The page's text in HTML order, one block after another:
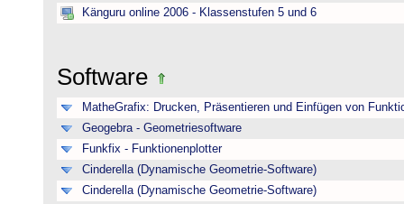
Känguru online 2006 - Klassenstufen 5 und 6
Software
MatheGrafix: Drucken, Präsentieren und Einfügen von
Geogebra - Geometriesoftware
Funkfix - Funktionenplotter
Cinderella (Dynamische Geometrie-Software)
Cinderella (Dynamische Geometrie-Software)